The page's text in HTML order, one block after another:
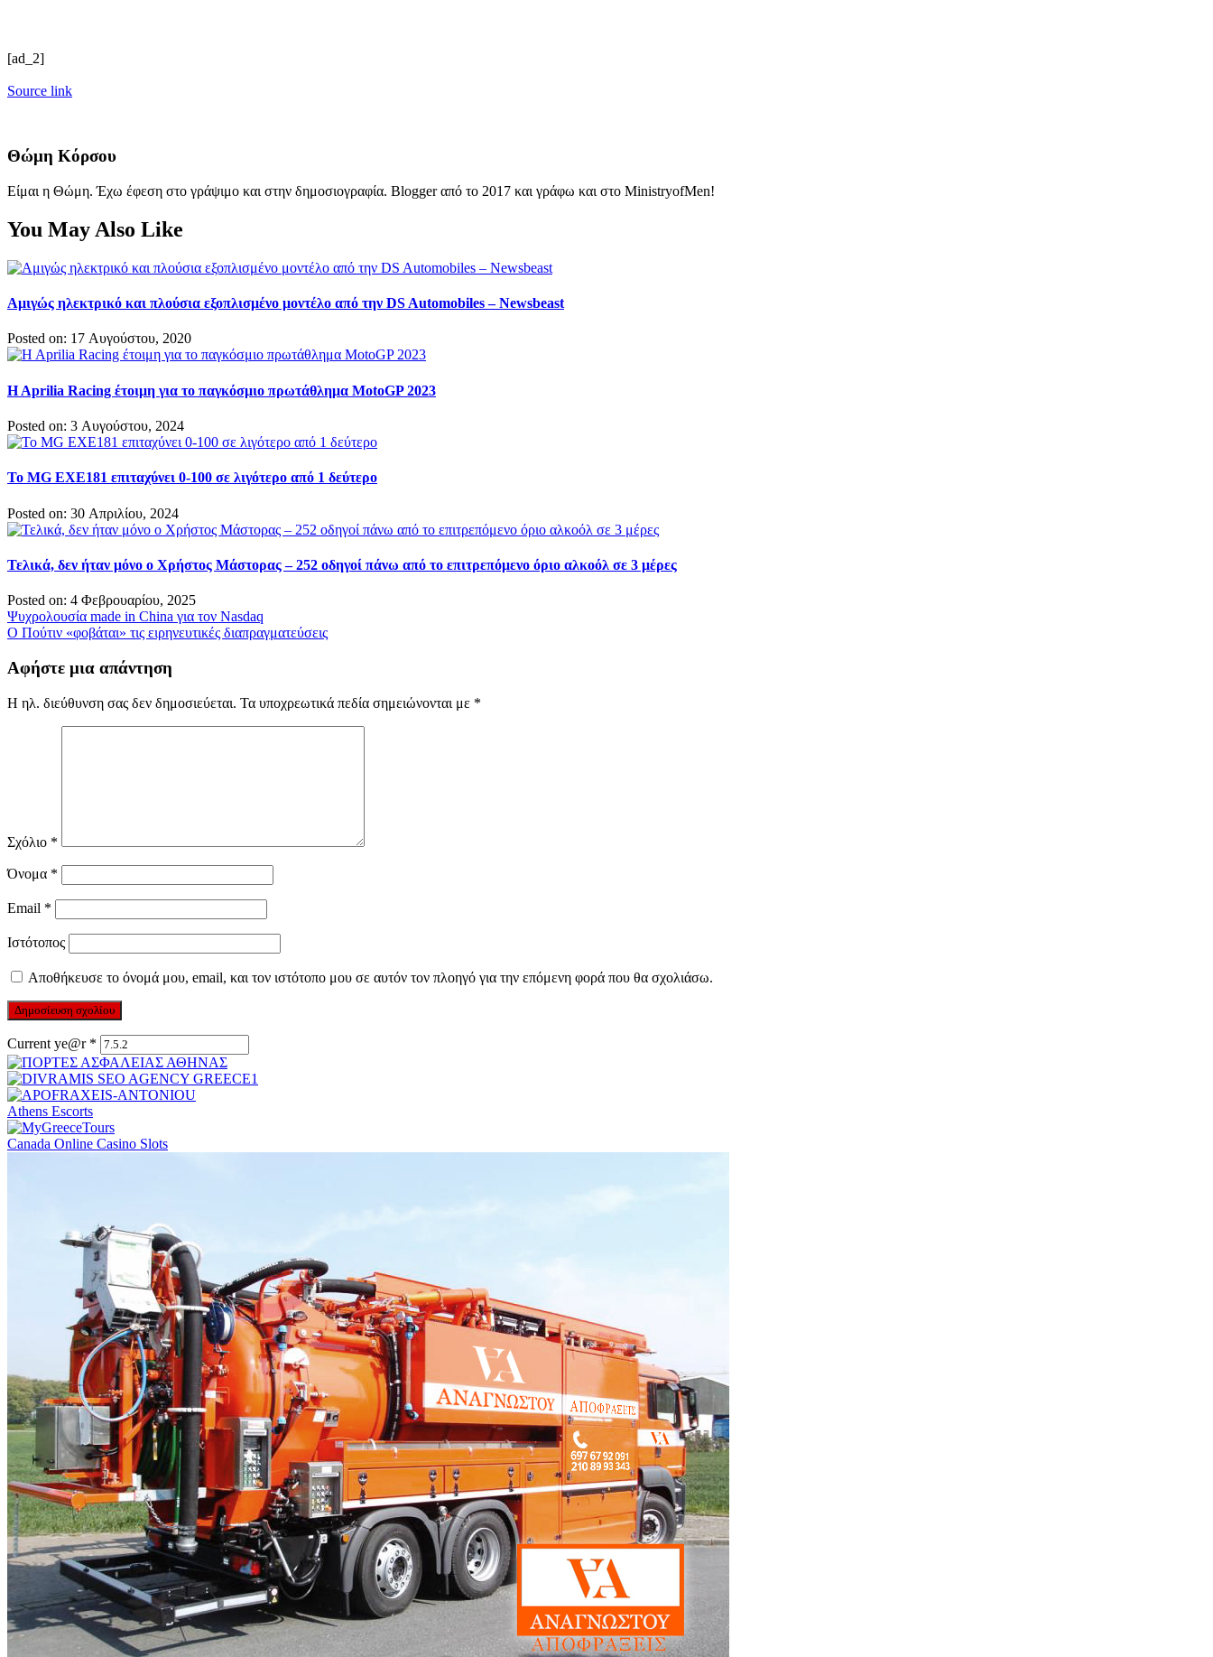
[ad_2]
Source link
Θώμη Κόρσου
Είμαι η Θώμη. Έχω έφεση στο γράψιμο και στην δημοσιογραφία. Blogger από το 2017 και γράφω και στο MinistryofMen!
You May Also Like
Αμιγώς ηλεκτρικό και πλούσια εξοπλισμένο μοντέλο από την DS Automobiles – Newsbeast
Posted on: 17 Αυγούστου, 2020
H Aprilia Racing έτοιμη για το παγκόσμιο πρωτάθλημα MotoGP 2023
Posted on: 3 Αυγούστου, 2024
Το MG EXE181 επιταχύνει 0-100 σε λιγότερο από 1 δεύτερο
Posted on: 30 Απριλίου, 2024
Τελικά, δεν ήταν μόνο ο Χρήστος Μάστορας – 252 οδηγοί πάνω από το επιτρεπόμενο όριο αλκοόλ σε 3 μέρες
Posted on: 4 Φεβρουαρίου, 2025
Πλοήγηση
άρθρων
Ψυχρολουσία made in China για τον Nasdaq
Ο Πούτιν «φοβάται» τις ειρηνευτικές διαπραγματεύσεις
Αφήστε μια απάντηση
Η ηλ. διεύθυνση σας δεν δημοσιεύεται. Τα υποχρεωτικά πεδία σημειώνονται με *
Σχόλιο *
Όνομα *
Email *
Ιστότοπος
Αποθήκευσε το όνομά μου, email, και τον ιστότοπο μου σε αυτόν τον πλοηγό για την επόμενη φορά που θα σχολιάσω.
Current ye@r *
Athens Escorts
Canada Online Casino Slots